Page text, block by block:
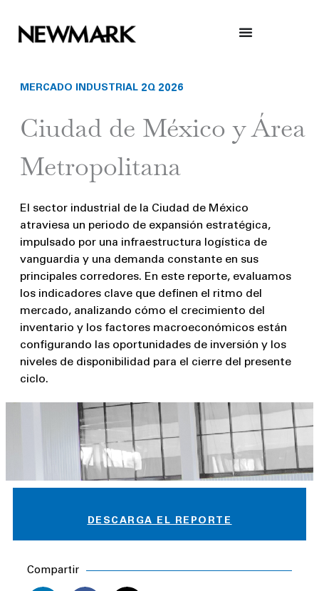
content
MERCADO INDUSTRIAL 2Q 2026
Ciudad de México y Área
Metropolitana
El sector industrial de la Ciudad de México
atraviesa un periodo de expansión estratégica,
impulsado por una infraestructura logística de
vanguardia y una demanda constante en sus
principales corredores. En este reporte, evaluamos
los indicadores clave que definen el ritmo del
mercado, analizando cómo el crecimiento del
inventario y los factores macroeconómicos están
configurando las oportunidades de inversión y los
niveles de disponibilidad para el cierre del presente
ciclo.
DESCARGA EL REPORTE
Compartir